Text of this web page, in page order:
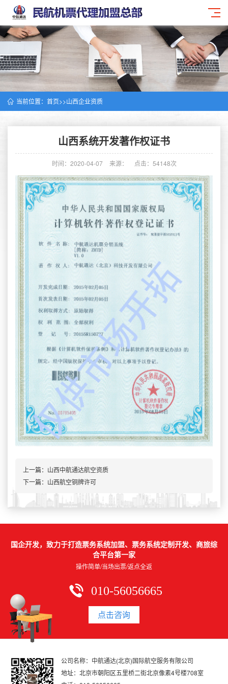
当前位置： 首页>>山西企业资质
山西系统开发著作权证书
时间：2020-04-07 来源： 点击：54148次
上一篇： 山西中航通达航空资质
下一篇：山西航空铜牌许可
国企开发，致力于打造票务系统加盟、票务系统定制开发、商旅综
合平台第一家
操作简单/当场出票/返点全返
010-56056665
点击咨询
公司名称：中航通达(北京)国际航空服务有限公司
地址：北京市朝阳区五里桥二街北京像素4号楼708室